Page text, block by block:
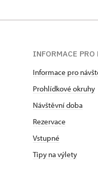
INFORMACE
Informace pro
Prohlídkové okruhy
Návštěvní doba
Rezervace
Vstupné
Tipy na výlety